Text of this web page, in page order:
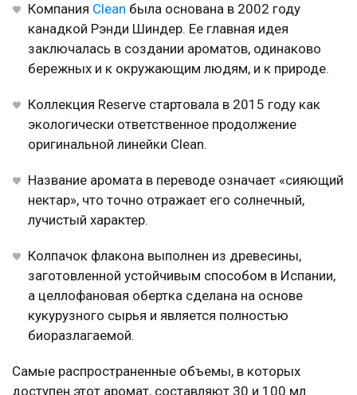
Компания Clean была основана в 2002 году
канадкой Рэнди Шиндер. Ее главная идея
заключалась в создании ароматов, одинаково
бережных и к окружающим людям, и к природе.
Коллекция Reserve стартовала в 2015 году как
экологически ответственное продолжение
оригинальной линейки Clean.
Название аромата в переводе означает «сияющий
нектар», что точно отражает его солнечный,
лучистый характер.
Колпачок флакона выполнен из древесины,
заготовленной устойчивым способом в Испании,
а целлофановая обертка сделана на основе
кукурузного сырья и является полностью
биоразлагаемой.
Самые распространенные объемы, в которых
доступен этот аромат, составляют 30 и 100 мл.